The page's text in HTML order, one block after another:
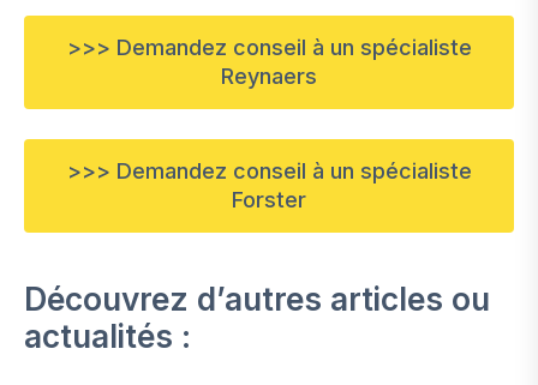
>>> Demandez conseil à un spécialiste
Reynaers
>>> Demandez conseil à un spécialiste
Forster
Découvrez d’autres articles ou
actualités :